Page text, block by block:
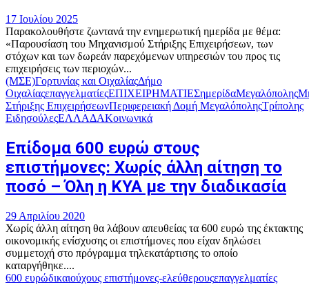
17 Ιουλίου 2025
Παρακολουθήστε ζωντανά την ενημερωτική ημερίδα με θέμα:
«Παρουσίαση του Μηχανισμού Στήριξης Επιχειρήσεων, των
στόχων και των δωρεάν παρεχόμενων υπηρεσιών του προς τις
επιχειρήσεις των περιοχών...
(ΜΣΕ)Γορτυνίας και ΟιχαλίαςΔήμο
ΟιχαλίαςεπαγγελματίεςΕΠΙΧΕΙΡΗΜΑΤΙΕΣημερίδαΜεγαλόπολης
Στήριξης ΕπιχειρήσεωνΠεριφερειακή Δομή ΜεγαλόποληςΤρίπολης
ΕιδησούλεςΕΛΛΑΔΑΚοινωνικά
Επίδομα 600 ευρώ στους
επιστήμονες: Χωρίς άλλη αίτηση το
ποσό – Όλη η ΚΥΑ με την διαδικασία
29 Απριλίου 2020
Χωρίς άλλη αίτηση θα λάβουν απευθείας τα 600 ευρώ της έκτακτης
οικονομικής ενίσχυσης οι επιστήμονες που είχαν δηλώσει
συμμετοχή στο πρόγραμμα τηλεκατάρτισης το οποίο
καταργήθηκε....
600 ευρώδικαιούχους επιστήμονες-ελεύθερουςεπαγγελματίες